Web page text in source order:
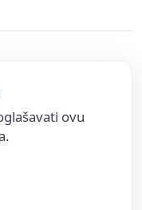
ovu